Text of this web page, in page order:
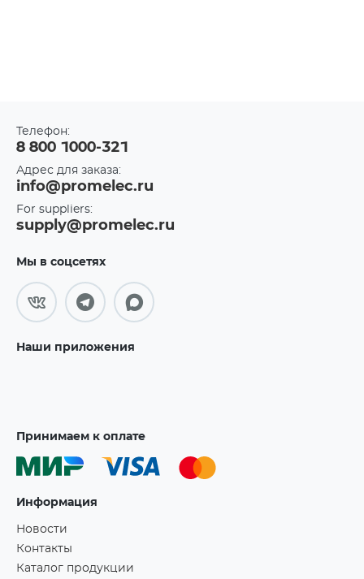
Телефон:
8 800 1000-321
Адрес для заказа:
info@promelec.ru
For suppliers:
supply@promelec.ru
Мы в соцсетях
Наши приложения
Принимаем к оплате
Информация
Новости
Контакты
Каталог продукции